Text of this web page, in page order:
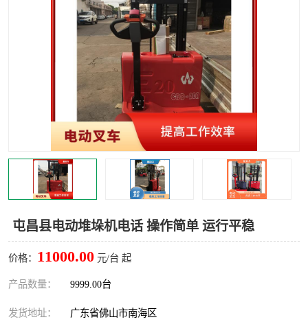
屯昌县电动堆垛机电话 操作简单 运行平稳
价格： 11000.00 元/台 起
产品数量： 9999.00台
发货地址： 广东省佛山市南海区
移动式升降平台 升降货梯
集装箱装柜平台 油桶夹具